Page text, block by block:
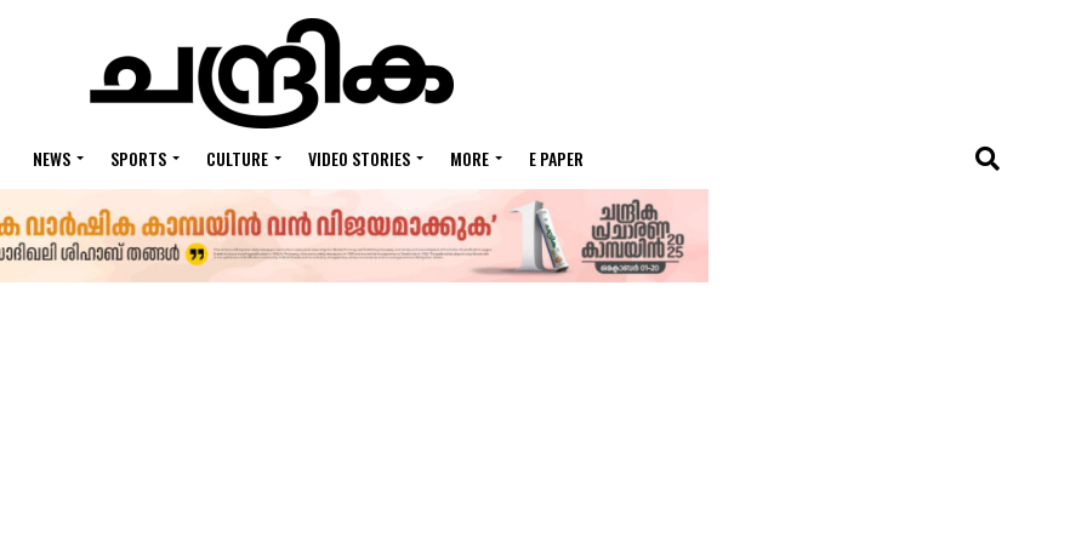
NEWS SPORTS CULTURE VIDEO STORIES MORE E PAPER